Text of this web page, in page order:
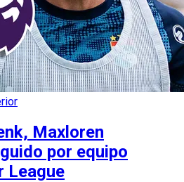
Maxloren
por equipo
League